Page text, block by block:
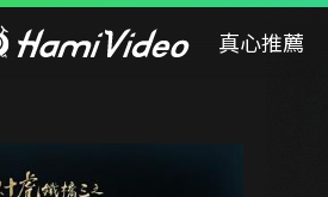
真心推薦